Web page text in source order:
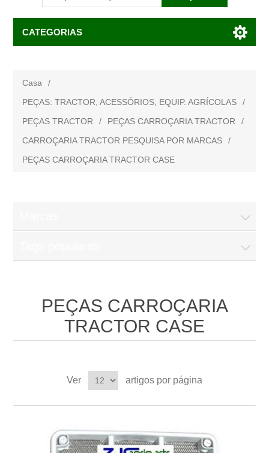
CATEGORIAS
Casa
/
PEÇAS: TRACTOR, ACESSÓRIOS, EQUIP. AGRÍCOLAS
/
PEÇAS TRACTOR
/ PEÇAS CARROÇARIA TRACTOR
/
CARROÇARIA TRACTOR PESQUISA POR MARCAS
/
PEÇAS CARROÇARIA TRACTOR CASE
PEÇAS CARROÇARIA
TRACTOR CASE
Ver artigos por página